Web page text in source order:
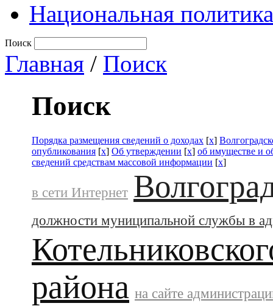
Национальная политика
Поиск
Главная / Поиск
Поиск
Порядка размещения сведений о доходах [x]
опубликования [x] Об утверждении [x] об имуществе и
сведений средствам массовой информации [x]
в сети Интернет
должности муниципальной службы в
района на сайте